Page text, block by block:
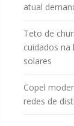
atual
Teto de
cuidados na
solares
Copel
redes de